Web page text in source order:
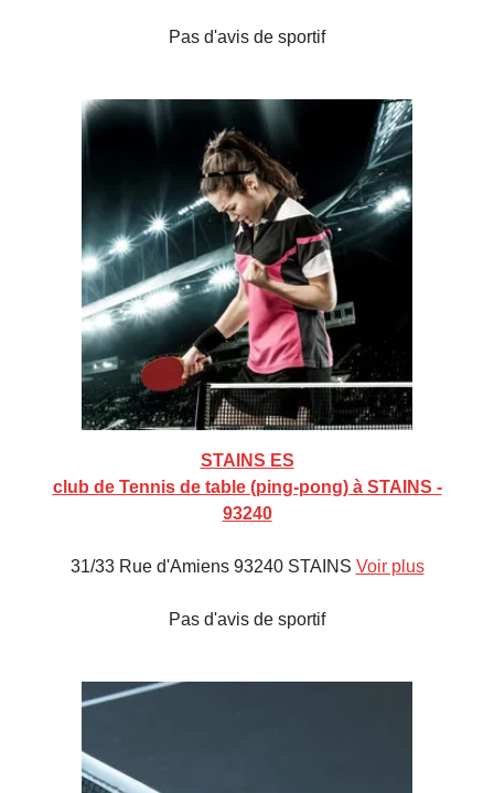
Pas d'avis de sportif
STAINS ES
club de Tennis de table (ping-pong) à STAINS -
93240
31/33 Rue d'Amiens 93240 STAINS Voir plus
Pas d'avis de sportif